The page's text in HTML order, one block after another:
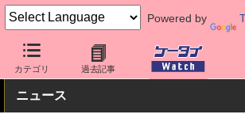
Powered by
カテゴリ 過去記事
ケータイ Watch 格安スマホ/格安SIM 格
ニュース